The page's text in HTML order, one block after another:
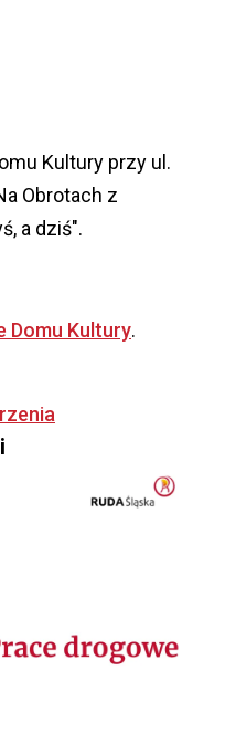
Kultury przy ul.
Obrotach z
a dziś".
Domu Kultury.